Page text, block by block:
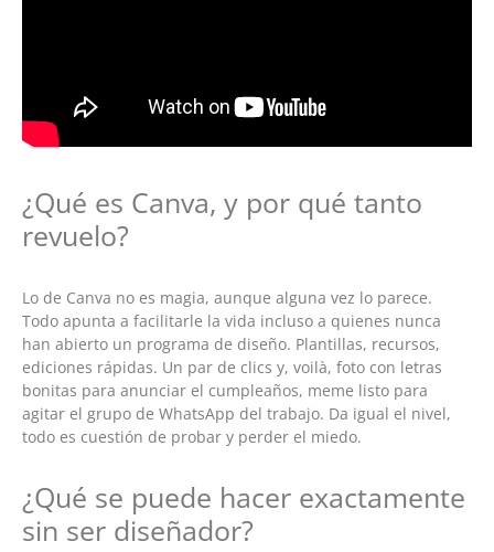
¿Qué es Canva, y por qué tanto
revuelo?
Lo de Canva no es magia, aunque alguna vez lo parece.
Todo apunta a facilitarle la vida incluso a quienes nunca
han abierto un programa de diseño. Plantillas, recursos,
ediciones rápidas. Un par de clics y, voilà, foto con letras
bonitas para anunciar el cumpleaños, meme listo para
agitar el grupo de WhatsApp del trabajo. Da igual el nivel,
todo es cuestión de probar y perder el miedo.
¿Qué se puede hacer exactamente
sin ser diseñador?